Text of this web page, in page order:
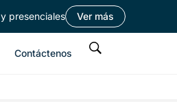
presenciales Ver más
Contáctenos